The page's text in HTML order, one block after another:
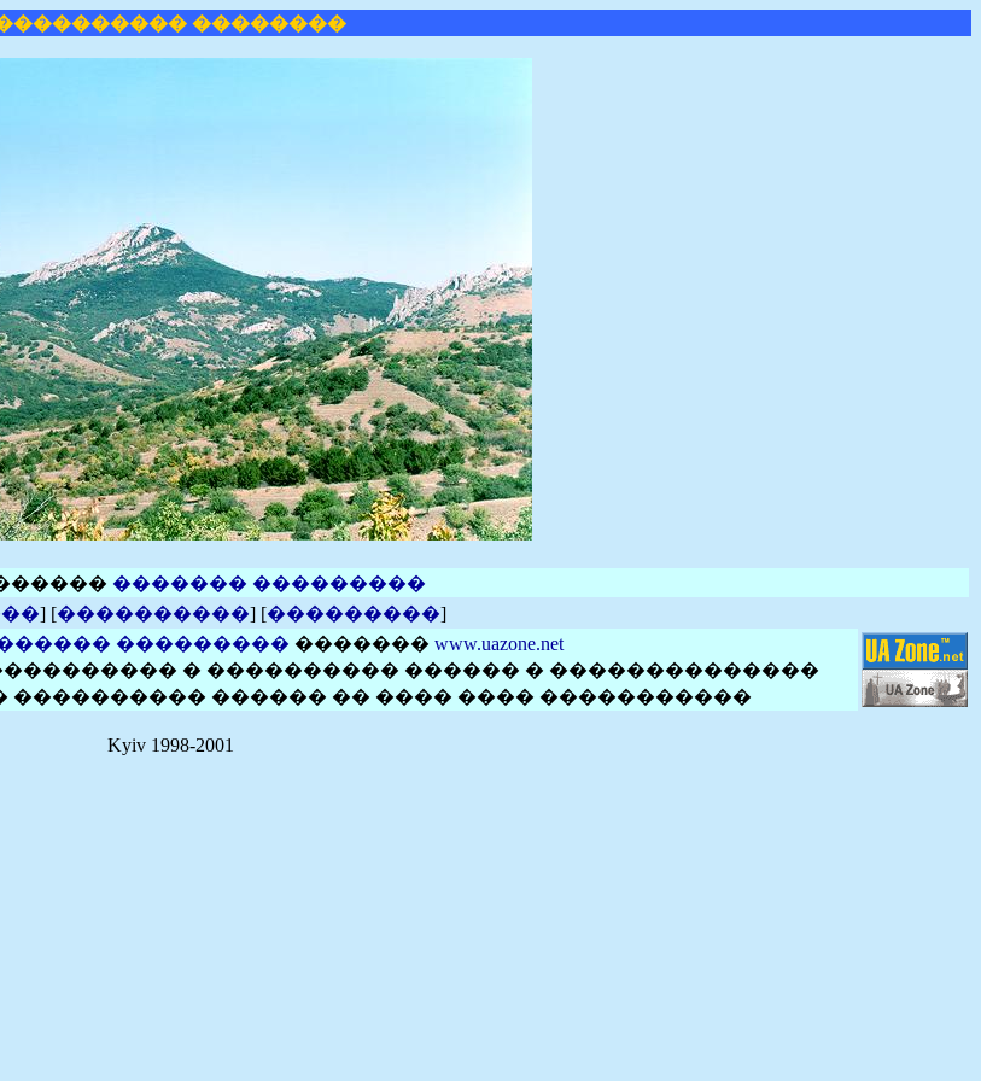
��������
������� ���������
] [����������] [���������]
��������� ������� www.uazone.net
� ���������� ������ � ��������������
���������� ������ �� ���� ���� �����������
Kyiv 1998-2001